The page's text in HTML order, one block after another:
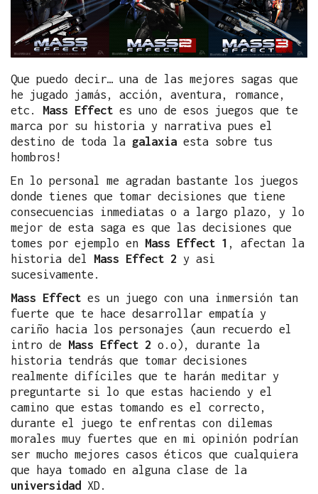
Que puedo decir… una de las mejores sagas que
he jugado jamás, acción, aventura, romance,
etc. Mass Effect es uno de esos juegos que te
marca por su historia y narrativa pues el
destino de toda la galaxia esta sobre tus
hombros!
En lo personal me agradan bastante los juegos
donde tienes que tomar decisiones que tiene
consecuencias inmediatas o a largo plazo, y lo
mejor de esta saga es que las decisiones que
tomes por ejemplo en Mass Effect 1 , afectan la
historia del Mass Effect 2 y asi
sucesivamente.
Mass Effect es un juego con una inmersión tan
fuerte que te hace desarrollar empatía y
cariño hacia los personajes (aun recuerdo el
intro de Mass Effect 2 o.o), durante la
historia tendrás que tomar decisiones
realmente difíciles que te harán meditar y
preguntarte si lo que estas haciendo y el
camino que estas tomando es el correcto,
durante el juego te enfrentas con dilemas
morales muy fuertes que en mi opinión podrían
ser mucho mejores casos éticos que cualquiera
que haya tomado en alguna clase de la
universidad XD.